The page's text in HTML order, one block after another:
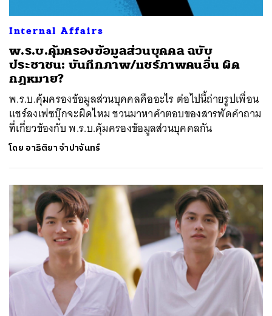
Internal Affairs
พ.ร.บ.คุ้มครองข้อมูลส่วนบุคคล ฉบับ
ประชาชน: บันทึกภาพ/แชร์ภาพคนอื่น ผิด
กฎหมาย?
พ.ร.บ.คุ้มครองข้อมูลส่วนบุคคลคืออะไร ต่อไปนี้ถ่ายรูปเพื่อน
แชร์ลงเฟซบุ๊กจะผิดไหม ชวนมาหาคำตอบของสารพัดคำถาม
ที่เกี่ยวข้องกับ พ.ร.บ.คุ้มครองข้อมูลส่วนบุคคลกัน
โดย อาธิติยา จำปาจันทร์